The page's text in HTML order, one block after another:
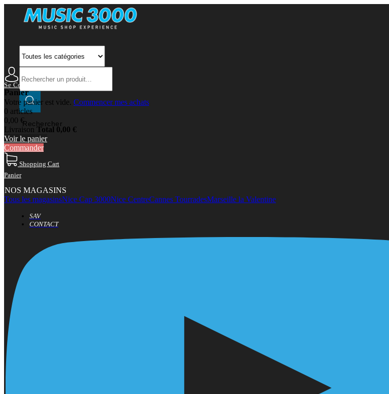
Rechercher
Se Connecter Mon Compte
Panier
Votre panier est vide. Commencer mes achats
0 articles
0,00 €
Livraison Total 0,00 €
Voir le panier
Commander
Shopping Cart
Panier
NOS MAGASINS
Tous les magasinsNice Cap 3000Nice CentreCannes TourradesMarseille la Valentine
SAV
CONTACT